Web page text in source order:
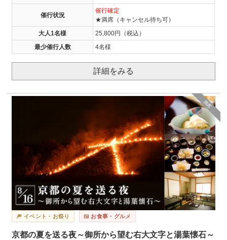
催行状況
催行確定
★満席（キャンセル待ち可）
大人1名様
25,800円（税込）
最少催行人数
4名様
詳細をみる
満席
🎆 イベント・お祭り 🍱 お食事・グルメ
京都の夏を送る夜～御所から望む右大文字と湯葉懐石～